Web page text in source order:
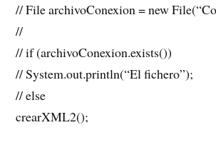
// File archivoConexion = new
//
// if (archivoConexion.exists())
// System.out.println(“El fichero”);
// else
crearXML2();